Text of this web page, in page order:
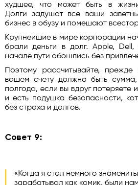
худшее, что может быть в
Долги задушат все ваши
бизнес в обузу и помешают
Крупнейшие в мире корпорации
брали деньги в долг. Apple,
начале пути обошлись без
Поэтому рассчитывайте,
вашем счету должна быть
полгода, если вы вдруг потеряете
и есть подушка безопасности,
без страха и долгов.
Совет 9:
«Когда я стал немного
зарабатывал как комик, были